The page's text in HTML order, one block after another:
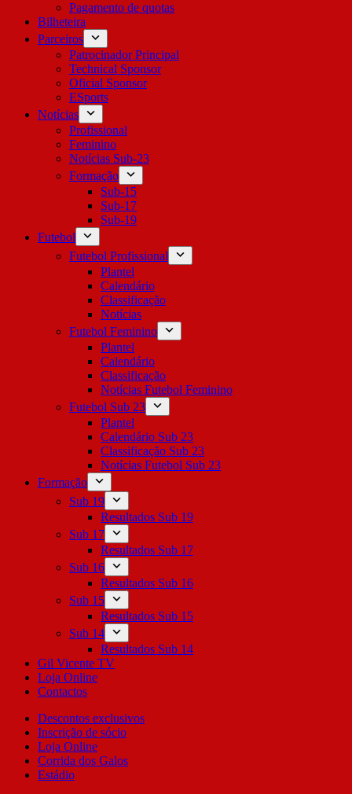
Pagamento de quotas
Bilheteira
Parceiros
Patrocinador Principal
Technical Sponsor
Oficial Sponsor
ESports
Notícias
Profissional
Feminino
Notícias Sub-23
Formação
Sub-15
Sub-17
Sub-19
Futebol
Futebol Profissional
Plantel
Calendário
Classificação
Notícias
Futebol Feminino
Plantel
Calendário
Classificação
Notícias Futebol Feminino
Futebol Sub 23
Plantel
Calendário Sub 23
Classificação Sub 23
Notícias Futebol Sub 23
Formação
Sub 19
Resultados Sub 19
Sub 17
Resultados Sub 17
Sub 16
Resultados Sub 16
Sub 15
Resultados Sub 15
Sub 14
Resultados Sub 14
Gil Vicente TV
Loja Online
Contactos
Descontos exclusivos
Inscrição de sócio
Loja Online
Corrida dos Galos
Estádio